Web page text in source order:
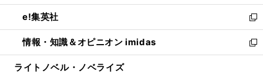
開
く
ウ
で
開
く
ン
ド
ウ
で
開
ウ
ィ
ン
ド
ウ
し
い
ウ
ィ
ン
e!集英社
新
し
い
ウ
情報・知識＆オピニオン imidas
新
し
ライトノベル・ノベライズ